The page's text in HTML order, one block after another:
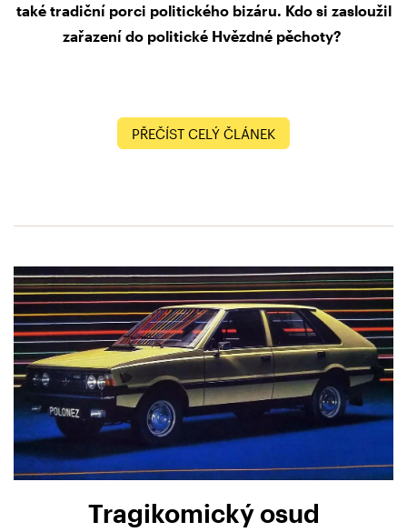
také tradiční porci politického bizáru. Kdo si zasloužil
zařazení do politické Hvězdné pěchoty?
PŘEČÍST CELÝ ČLÁNEK
Tragikomický osud